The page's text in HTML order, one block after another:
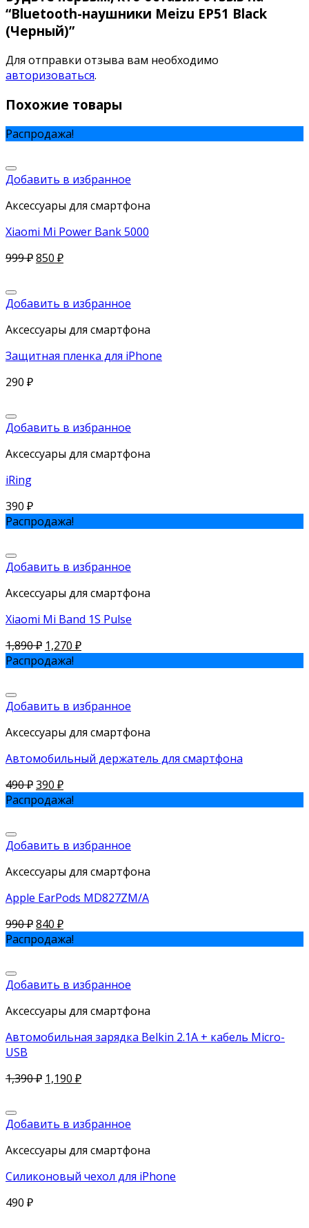
“Bluetooth-наушники Meizu EP51 Black
(Черный)”
Для отправки отзыва вам необходимо
авторизоваться.
Похожие товары
Распродажа!
Добавить в избранное
Аксессуары для смартфона
Xiaomi Mi Power Bank 5000
999₽850 ₽
Добавить в избранное
Аксессуары для смартфона
Защитная пленка для iPhone
290 ₽
Добавить в избранное
Аксессуары для смартфона
iRing
390 ₽
Распродажа!
Добавить в избранное
Аксессуары для смартфона
Xiaomi Mi Band 1S Pulse
1,890₽ 1,270 ₽
Распродажа!
Добавить в избранное
Аксессуары для смартфона
Автомобильный держатель для смартфона
490₽390 ₽
Распродажа!
Добавить в избранное
Аксессуары для смартфона
Apple EarPods MD827ZM/A
990₽840 ₽
Распродажа!
Добавить в избранное
Аксессуары для смартфона
Автомобильная зарядка Belkin 2.1A + кабель Micro-
USB
1,390₽ 1,190 ₽
Добавить в избранное
Аксессуары для смартфона
Силиконовый чехол для iPhone
490 ₽